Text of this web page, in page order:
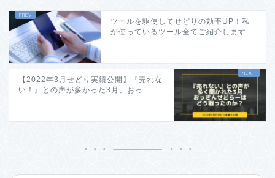
ツールを駆使してせどりの効率UP！私
が使っているツール全てご紹介します
【2022年3月せどり実績公開】『売れな
い！』との声が多かった3月、おっ...